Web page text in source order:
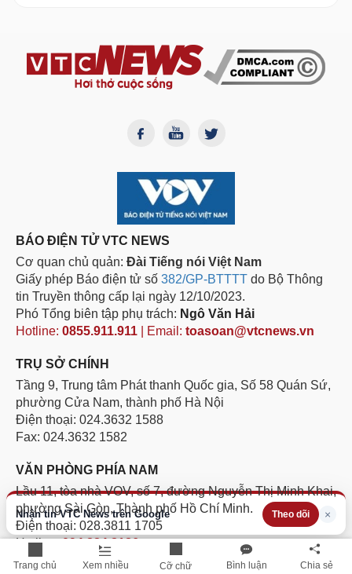
Trang chủ Xem nhiều Cỡ chữ Bình luận Chia sẻ
Nhận tin VTC News trên Google Theo dõi ×
BÁO ĐIỆN TỬ VTC NEWS
Cơ quan chủ quản: Đài Tiếng nói Việt Nam
Giấy phép Báo điện tử số 382/GP-BTTTT do Bộ Thông
tin Truyền thông cấp lại ngày 12/10/2023.
Phó Tổng biên tập phụ trách: Ngô Văn Hải
Hotline: 0855.911.911 | Email: toasoan@vtcnews.vn
TRỤ SỞ CHÍNH
Tầng 9, Trung tâm Phát thanh Quốc gia, Số 58 Quán Sứ,
phường Cửa Nam, thành phố Hà Nội
Điện thoại: 024.3632 1588
Fax: 024.3632 1582
VĂN PHÒNG PHÍA NAM
Lầu 11, tòa nhà VOV, số 7, đường Nguyễn Thị Minh Khai,
phường Sài Gòn, Thành phố Hồ Chí Minh.
Điện thoại: 028.3811 1705
Hotline:094.884.8186